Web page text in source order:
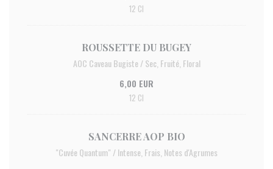
12 Cl
ROUSSETTE DU BUGEY
AOC Caveau Bugiste / Sec, Fruité, Floral
6,00 EUR
12 Cl
SANCERRE AOP BIO
"Cuvée Quantum" / Intense, Frais, Notes d'Agrumes